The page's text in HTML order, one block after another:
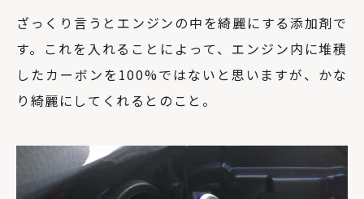
ざっくり言うとエンジンの中を綺麗にする添加剤で
す。これを入れることによって、エンジン内に堆積
したカーボンを100%ではないと思いますが、かな
り綺麗にしてくれるとのこと。